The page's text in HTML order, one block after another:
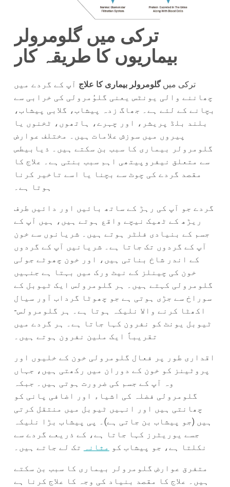
ترکی میں گلومرولر
بیماریوں کا طریقہ کار
ترکی میںگلومرولر بیماری کا علاج آپ کے گردے میں
چھاننے والی یونٹس یعنی گلوُمرولی کی خرابی سے
بچانے کے لئے ہے۔ جھاگ زدہ پیشاب، گلابی پیشاب،
بلند بلڈ پریشر، اور چہرے، ہاتھوں، ٹخنوں یا
پیروں میں سوزش علامات ہیں۔ مختلف عوارض
گلومرولر بیماری کا سبب بن سکتے ہیں۔ ذیابیطس
سے متعلق نیفروپیتھی اہم سبب بنتی ہے۔ علاج کا
مقصد گردے کی چوٹ سے بچنا یا اسے تاخیر کرنا
ہوتا ہے۔
گردے جو آپ کی رہڑ کے ساتھ بائیں اور دائیں طرف
ریڑھ کے ٹھیک نیچے واقع ہوتے ہیں، ہیں آپ کے
جسم کے بنیادی فلٹر ہوتے ہیں۔ شریانوں سے خون
آپ کے گردوں تک جاتا ہے۔ شریانیں آپ کے گردوں
کے اندر شاخ بناتی ہیں، اور خون چھوٹے جولی
خون کی چینلز کے نیٹ ورک میں بہتا ہے جنہیں
گلومرولی کہتے ہیں۔ ہر گلومرولس ایک ٹیوبل کے
سوراخ سے جڑی ہوتی ہے جو چھوٹا گرداب آور سیال
اکھٹا کرنے والا نلیکہ ہوتا ہے۔ ہر گلومرولس-
ٹیوبل یونٹ کو نفرون کہا جاتا ہے۔ ہر گردے میں
تقریباً ایک ملین نفرون ہوتے ہیں۔
اقداری طور پر فعال گلومرولی خون کے خلیوں اور
پروٹینز کو خون کے دوران میں رکھتی ہیں، جہاں
وہ آپ کے جسم کی ضرورت ہوتی ہیں۔ جبکہ
گلومرولی فضلہ کی اشیاء اور اضافی پانی کو
چھانتی ہیں اور انہیں ٹیوبل میں منتقل کرتی
ہیں (جو پیشاب بن جاتی ہے)۔ پی پیشاب بڑا نلیکہ
جسے یوریٹرز کہا جاتا ہے، کے ذریعے گردے سے
نکلتا ہے، جو پیشاب کو مثانہ تک لے جاتے ہیں۔
متفرق عوارض گلومرولر بیماری کا سبب بن سکتے
ہیں۔ علاج کا مقصد بنیاد کی وجہ کا علاج کرنا ہے